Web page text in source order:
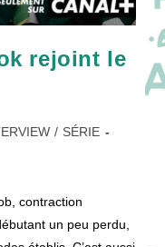
rejoint le
/ SÉRIE
contraction
un peu perdu,